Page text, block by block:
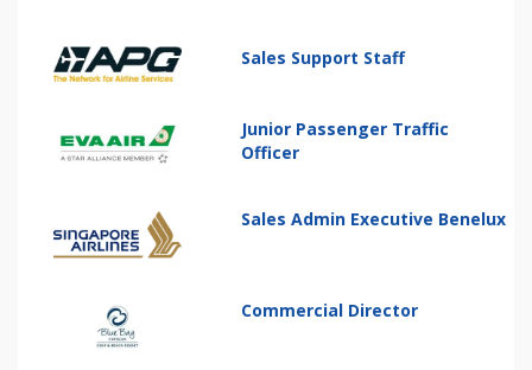
Sales Support Staff
Junior Passenger Traffic
Officer
Sales Admin Executive Benelux
Commercial Director